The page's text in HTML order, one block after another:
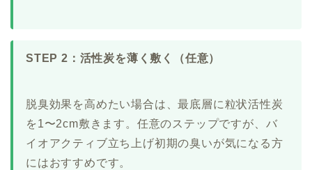
STEP 2：活性炭を薄く敷く（任意）
脱臭効果を高めたい場合は、最底層に粒状活性炭
を1〜2cm敷きます。任意のステップですが、バ
イオアクティブ立ち上げ初期の臭いが気になる方
にはおすすめです。